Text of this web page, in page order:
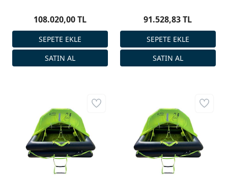
108.020,00 TL 91.528,83 TL